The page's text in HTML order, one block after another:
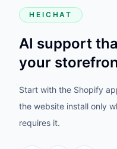
HEICHAT
AI support
your
Start with the Shopify
the website install only
requires it.